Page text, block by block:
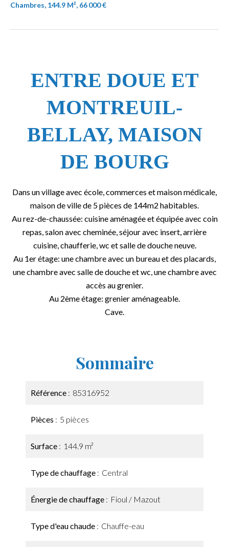
Chambres, 144.9 M², 66 000 €
ENTRE DOUE ET
MONTREUIL-
BELLAY, MAISON
DE BOURG
Dans un village avec école, commerces et maison médicale,
maison de ville de 5 pièces de 144m2 habitables.
Au rez-de-chaussée: cuisine aménagée et équipée avec coin
repas, salon avec cheminée, séjour avec insert, arrière
cuisine, chaufferie, wc et salle de douche neuve.
Au 1er étage: une chambre avec un bureau et des placards,
une chambre avec salle de douche et wc, une chambre avec
accès au grenier.
Au 2ème étage: grenier aménageable.
Cave.
Sommaire
Référence 85316952
Pièces 5 pièces
Surface 144.9 m²
Type de chauffage Central
Énergie de chauffage Fioul / Mazout
Type d'eau chaude Chauffe-eau